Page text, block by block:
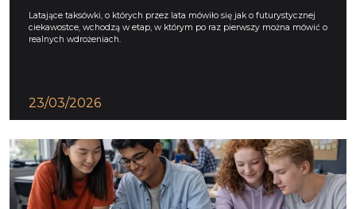
Latające taksówki, o których przez lata mówiło się jak o futurystycznej
ciekawostce, wchodzą w etap, w którym po raz pierwszy można mówić o
realnych wdrożeniach.
23/03/2026